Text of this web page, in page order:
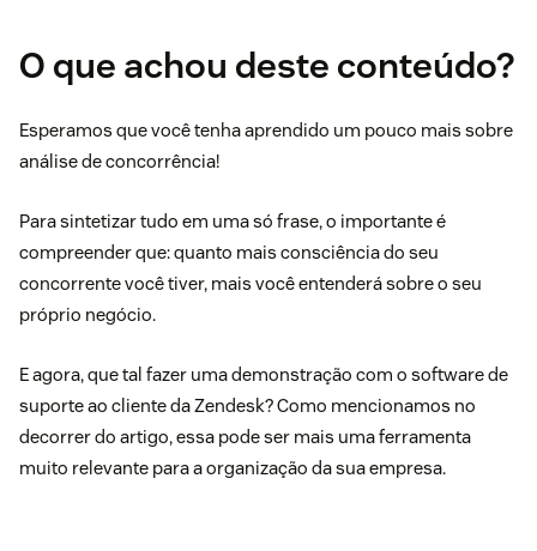
O que achou deste conteúdo?
Esperamos que você tenha aprendido um pouco mais sobre
análise de concorrência!
Para sintetizar tudo em uma só frase, o importante é
compreender que: quanto mais consciência do seu
concorrente você tiver, mais você entenderá sobre o seu
próprio negócio.
E agora, que tal fazer uma demonstração com o software de
suporte ao cliente da Zendesk? Como mencionamos no
decorrer do artigo, essa pode ser mais uma ferramenta
muito relevante para a organização da sua empresa.